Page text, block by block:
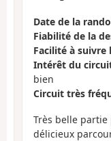
Date de la
Fiabilité de la
Facilité à
Intérêt du
bien
Circuit très
Très belle
délicieux